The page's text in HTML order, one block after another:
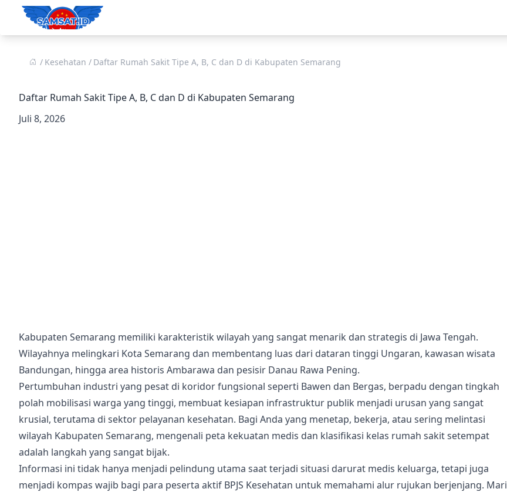
Kesehatan Daftar Rumah Sakit Tipe A, B, C dan D di Kabupaten Semarang
Daftar Rumah Sakit Tipe A, B, C dan D di Kabupaten Semarang
Juli 8, 2026
Kabupaten Semarang memiliki karakteristik wilayah yang sangat menarik dan strategis di Jawa Tengah.
Wilayahnya melingkari Kota Semarang dan membentang luas dari dataran tinggi Ungaran, kawasan wisata
Bandungan, hingga area historis Ambarawa dan pesisir Danau Rawa Pening.
Pertumbuhan industri yang pesat di koridor fungsional seperti Bawen dan Bergas, berpadu dengan tingkah
polah mobilisasi warga yang tinggi, membuat kesiapan infrastruktur publik menjadi urusan yang sangat
krusial, terutama di sektor pelayanan kesehatan. Bagi Anda yang menetap, bekerja, atau sering melintasi
wilayah Kabupaten Semarang, mengenali peta kekuatan medis dan klasifikasi kelas rumah sakit setempat
adalah langkah yang sangat bijak.
Informasi ini tidak hanya menjadi pelindung utama saat terjadi situasi darurat medis keluarga, tetapi juga
menjadi kompas wajib bagi para peserta aktif BPJS Kesehatan untuk memahami alur rujukan berjenjang. Mari